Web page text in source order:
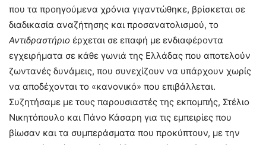
που τα προηγούμενα χρόνια γιγαντώθηκε, βρίσκεται σε
διαδικασία αναζήτησης και προσανατολισμού, το
Αντιδραστήριο έρχεται σε επαφή με ενδιαφέροντα
εγχειρήματα σε κάθε γωνιά της Ελλάδας που αποτελούν
ζωντανές δυνάμεις, που συνεχίζουν να υπάρχουν χωρίς
να αποδέχονται το «κανονικό» που επιβάλλεται.
Συζητήσαμε με τους παρουσιαστές της εκπομπής, Στέλιο
Νικητόπουλο και Πάνο Κάσαρη για τις εμπειρίες που
βίωσαν και τα συμπεράσματα που προκύπτουν, με την